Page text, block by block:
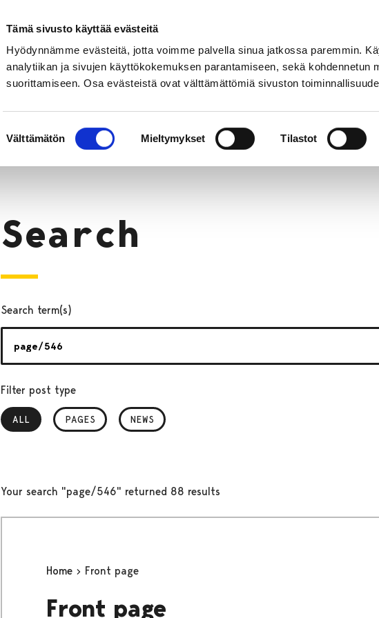
Tämä sivusto käyttää evästeitä
Hyödynnämme evästeitä, jotta voimme palvella sinua jatkossa paremmin.
analytiikan ja sivujen käyttökokemuksen parantamiseen, sekä kohdennetun
suorittamiseen. Osa evästeistä ovat välttämättömiä sivuston
valinta
Välttämätön Mieltymykset Tilastot
In
English
Search
Search term(s)
Filter post type
ALL
, SELECTEDPAGES NEWS
Your search "page/546" returned 88 results
Home Front page
Front page